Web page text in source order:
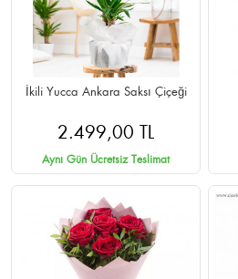
İkili Yucca Ankara Saksı Çiçeği
2.499,00 TL
Aynı Gün Ücretsiz Teslimat